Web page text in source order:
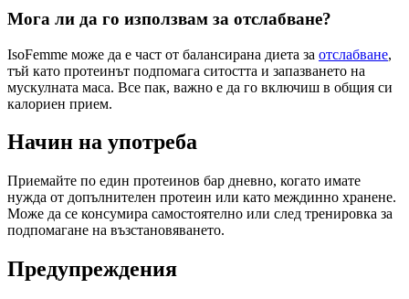
Мога ли да го използвам за отслабване?
IsoFemme може да е част от балансирана диета за отслабване,
тъй като протеинът подпомага ситостта и запазването на
мускулната маса. Все пак, важно е да го включиш в общия си
калориен прием.
Начин на употреба
Приемайте по един протеинов бар дневно, когато имате
нужда от допълнителен протеин или като междинно хранене.
Може да се консумира самостоятелно или след тренировка за
подпомагане на възстановяването.
Предупреждения